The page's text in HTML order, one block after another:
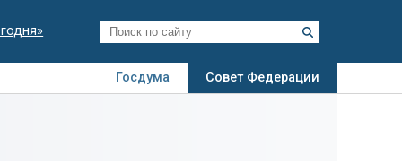
Госдума
Совет Федерации